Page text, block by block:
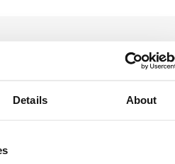
Details About
antes